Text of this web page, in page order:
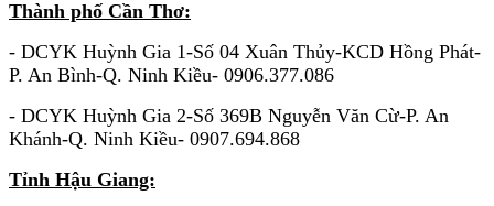
Thành phố Cần Thơ:
- DCYK Huỳnh Gia 1-Số 04 Xuân Thủy-KCD Hồng Phát-
P. An Bình-Q. Ninh Kiều- 0906.377.086
- DCYK Huỳnh Gia 2-Số 369B Nguyễn Văn Cừ-P. An
Khánh-Q. Ninh Kiều- 0907.694.868
Tỉnh Hậu Giang: